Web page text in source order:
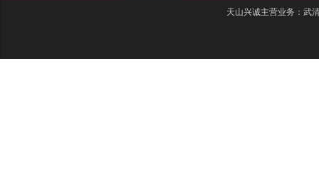
天山兴诚主营业务： 武